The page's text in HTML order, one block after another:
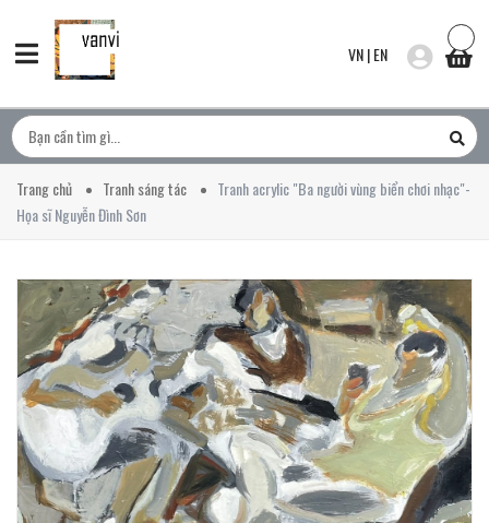
VN|EN
Trang chủ Tranh sáng tác
Tranh acrylic "Ba người vùng biển chơi nhạc"-
Họa sĩ Nguyễn Đình Sơn